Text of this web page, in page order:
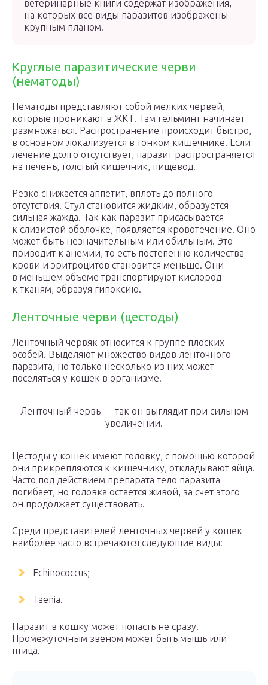
ветеринарные книги содержат изображения,
на которых все виды паразитов изображены
крупным планом.
Круглые паразитические черви
(нематоды)
Нематоды представляют собой мелких червей,
которые проникают в ЖКТ. Там гельминт начинает
размножаться. Распространение происходит быстро,
в основном локализуется в тонком кишечнике. Если
лечение долго отсутствует, паразит распространяется
на печень, толстый кишечник, пищевод.
Резко снижается аппетит, вплоть до полного
отсутствия. Стул становится жидким, образуется
сильная жажда. Так как паразит присасывается
к слизистой оболочке, появляется кровотечение. Оно
может быть незначительным или обильным. Это
приводит к анемии, то есть постепенно количества
крови и эритроцитов становится меньше. Они
в меньшем объеме транспортируют кислород
к тканям, образуя гипоксию.
Ленточные черви (цестоды)
Ленточный червяк относится к группе плоских
особей. Выделяют множество видов ленточного
паразита, но только несколько из них может
поселяться у кошек в организме.
Ленточный червь — так он выглядит при сильном
увеличении.
Цестоды у кошек имеют головку, с помощью которой
они прикрепляются к кишечнику, откладывают яйца.
Часто под действием препарата тело паразита
погибает, но головка остается живой, за счет этого
он продолжает существовать.
Среди представителей ленточных червей у кошек
наиболее часто встречаются следующие виды:
Echinococcus;
Taenia.
Паразит в кошку может попасть не сразу.
Промежуточным звеном может быть мышь или
птица.